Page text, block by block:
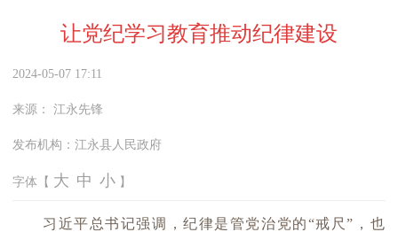
让党纪学习教育推动纪律建设
2024-05-07 17:11
来源： 江永先锋
发布机构： 江永县人民政府
字体【 大 中 小 】
习近平总书记强调，纪律是管党治党的“戒尺”，也